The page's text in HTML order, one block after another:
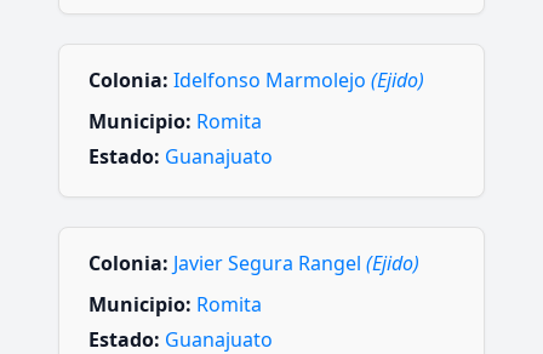
Colonia: Idelfonso Marmolejo (Ejido)
Municipio: Romita
Estado: Guanajuato
Colonia: Javier Segura Rangel (Ejido)
Municipio: Romita
Estado: Guanajuato